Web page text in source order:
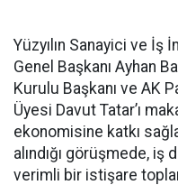
Yüzyılın Sanayici ve İş
Genel Başkanı Ayhan
Kurulu Başkanı ve AK
Üyesi Davut Tatar’ı
ekonomisine katkı
alındığı görüşmede, iş
verimli bir istişare